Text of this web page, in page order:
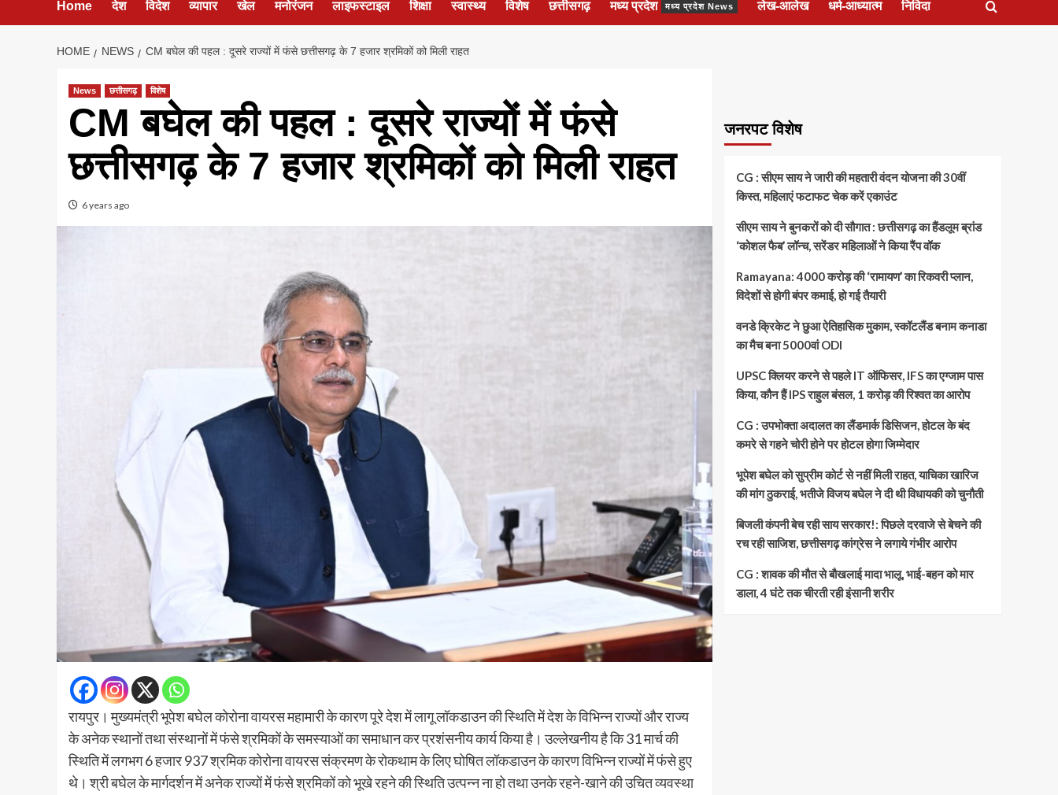
Home देश विदेश व्यापार खेल मनोरंजन लाइफस्टाइल शिक्षा स्वास्थ्य विशेष छत्तीसगढ़ मध्य प्रदेश मध्य प्रदेश News लेख-आलेख धर्म-आध्यात्म निविदा
HOME NEWS CM बघेल की पहल : दूसरे राज्यों में फंसे छत्तीसगढ़ के 7 हजार श्रमिकों को मिली राहत
News छत्तीसगढ़ विशेष
CM बघेल की पहल : दूसरे राज्यों में फंसे
छत्तीसगढ़ के 7 हजार श्रमिकों को मिली राहत
6 years ago
रायपुर। मुख्यमंत्री भूपेश बघेल कोरोना वायरस महामारी के कारण पूरे देश में लागू लॉकडाउन की स्थिति में देश के विभिन्न राज्यों और राज्य
के अनेक स्थानों तथा संस्थानों में फंसे श्रमिकों के समस्याओं का समाधान कर प्रशंसनीय कार्य किया है। उल्लेखनीय है कि 31 मार्च की
स्थिति में लगभग 6 हजार 937 श्रमिक कोरोना वायरस संक्रमण के रोकथाम के लिए घोषित लॉकडाउन के कारण विभिन्न राज्यों में फंसे हुए
थे। श्री बघेल के मार्गदर्शन में अनेक राज्यों में फंसे श्रमिकों को भूखे रहने की स्थिति उत्पन्न ना हो तथा उनके रहने-खाने की उचित व्यवस्था
जनरपट विशेष
CG : सीएम साय ने जारी की महतारी वंदन योजना की 30वीं
किस्त, महिलाएं फटाफट चेक करें एकाउंट
सीएम साय ने बुनकरों को दी सौगात : छत्तीसगढ़ का हैंडलूम ब्रांड
‘कोशल फैब’ लॉन्च, सरेंडर महिलाओं ने किया रैंप वॉक
Ramayana: 4000 करोड़ की ‘रामायण’ का रिकवरी प्लान,
विदेशों से होगी बंपर कमाई, हो गई तैयारी
वनडे क्रिकेट ने छुआ ऐतिहासिक मुकाम, स्कॉटलैंड बनाम कनाडा
का मैच बना 5000वां ODI
UPSC क्लियर करने से पहले IT ऑफिसर, IFS का एग्जाम पास
किया, कौन हैं IPS राहुल बंसल, 1 करोड़ की रिश्वत का आरोप
CG : उपभोक्ता अदालत का लैंडमार्क डिसिजन, होटल के बंद
कमरे से गहने चोरी होने पर होटल होगा जिम्मेदार
भूपेश बघेल को सुप्रीम कोर्ट से नहीं मिली राहत, याचिका खारिज
की मांग ठुकराई, भतीजे विजय बघेल ने दी थी विधायकी को चुनौती
बिजली कंपनी बेच रही साय सरकार!: पिछले दरवाजे से बेचने की
रच रही साजिश, छत्तीसगढ़ कांग्रेस ने लगाये गंभीर आरोप
CG : शावक की मौत से बौखलाई मादा भालू, भाई-बहन को मार
डाला, 4 घंटे तक चीरती रही इंसानी शरीर